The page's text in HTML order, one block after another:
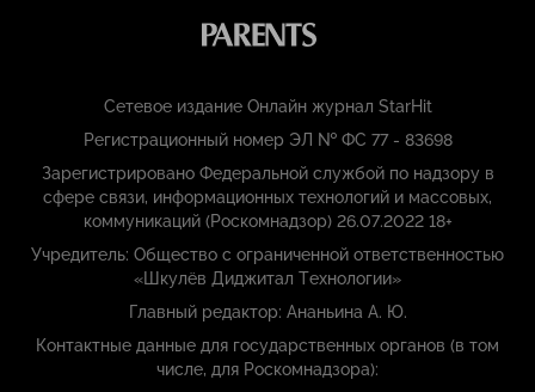
Сетевое издание Онлайн журнал StarHit
Регистрационный номер ЭЛ № ФС 77 - 83698
Зарегистрировано Федеральной службой по надзору в
сфере связи, информационных технологий и массовых,
коммуникаций (Роскомнадзор) 26.07.2022 18+
Учредитель: Общество с ограниченной ответственностью
«Шкулёв Диджитал Технологии»
Главный редактор: Ананьина А. Ю.
Контактные данные для государственных органов (в том
числе, для Роскомнадзора):